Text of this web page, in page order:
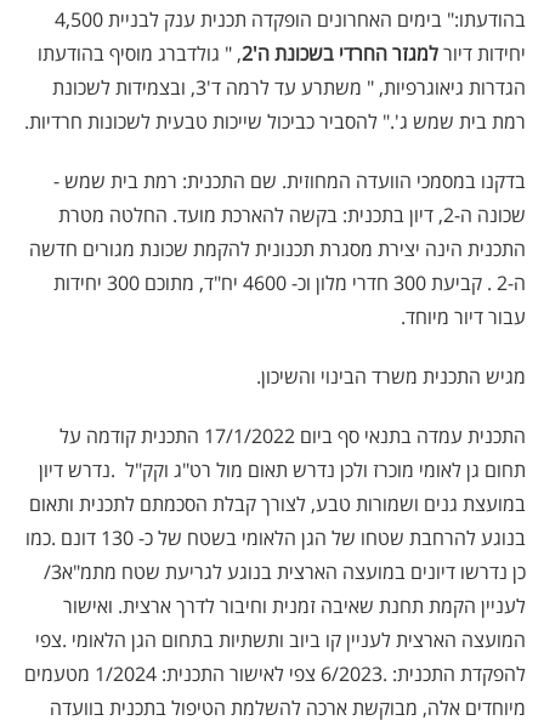
בהודעתו:" בימים האחרונים הופקדה תכנית ענק לבניית 4,500
יחידות דיורלמגזר החרדי בשכונת ה'2 , " גולדברג מוסיף בהודעתו
הגדרות גיאוגרפיות, " משתרע עד לרמה ד'3, ובצמידות לשכונת
רמת בית שמש ג'." להסביר כביכול שייכות טבעית לשכונות חרדיות.
בדקנו במסמכי הוועדה המחוזית. שם התכנית: רמת בית שמש -
שכונה ה-2, דיון בתכנית: בקשה להארכת מועד. החלטה מטרת
התכנית הינה יצירת מסגרת תכנונית להקמת שכונת מגורים חדשה
ה-2 . קביעת 300 חדרי מלון וכ- 4600 יח"ד, מתוכם 300 יחידות
עבור דיור מיוחד.
מגיש התכנית משרד הבינוי והשיכון.
התכנית עמדה בתנאי סף ביום 17/1/2022 התכנית קודמה על
תחום גן לאומי מוכרז ולכן נדרש תאום מול רט"ג וקק"ל .נדרש דיון
במועצת גנים ושמורות טבע, לצורך קבלת הסכמתם לתכנית ותאום
בנוגע להרחבת שטחו של הגן הלאומי בשטח של כ- 130 דונם
.כמו
כן נדרשו דיונים במועצה הארצית בנוגע לגריעת שטח מתמ"א3/
לעניין הקמת תחנת שאיבה זמנית וחיבור לדרך ארצית. ואישור
המועצה הארצית לעניין קו ביוב ותשתיות בתחום הגן הלאומי .צפי
להפקדת התכנית: .6/2023 צפי לאישור התכנית: 1/2024 מטעמים
מיוחדים אלה, מבוקשת ארכה להשלמת הטיפול בתכנית בוועדה